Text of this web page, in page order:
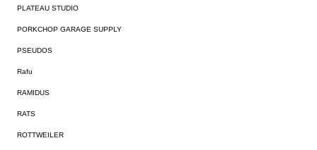
PLATEAU STUDIO
PORKCHOP GARAGE SUPPLY
PSEUDOS
Rafu
RAMIDUS
RATS
ROTTWEILER